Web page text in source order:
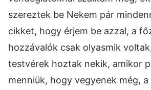
szereztek be Nekem pár
cikket, hogy érjem be azzal, a
hozzávalók csak olyasmik
testvérek hoztak nekik, amikor
menniük, hogy vegyenek még,